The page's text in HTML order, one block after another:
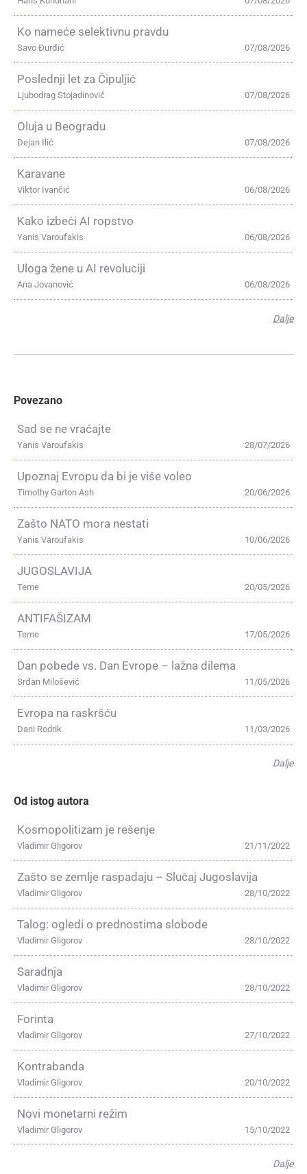
Ko nameće selektivnu pravdu
07/08/2026
Savo Đurđić
Poslednji let za Čipuljić
07/08/2026
Ljubodrag Stojadinović
Oluja u Beogradu
07/08/2026
Dejan Ilić
Karavane
06/08/2026
Viktor Ivančić
Kako izbeći AI ropstvo
06/08/2026
Yanis Varoufakis
Uloga žene u AI revoluciji
06/08/2026
Ana Jovanović
Dalje
Povezano
Sad se ne vraćajte
28/07/2026
Yanis Varoufakis
Upoznaj Evropu da bi je više voleo
20/06/2026
Timothy Garton Ash
Zašto NATO mora nestati
10/06/2026
Yanis Varoufakis
JUGOSLAVIJA
20/05/2026
Teme
ANTIFAŠIZAM
17/05/2026
Teme
Dan pobede vs. Dan Evrope – lažna dilema
11/05/2026
Srđan Milošević
Evropa na raskršću
11/03/2026
Dani Rodrik
Dalje
Od istog autora
Kosmopolitizam je rešenje
21/11/2022
Vladimir Gligorov
Zašto se zemlje raspadaju – Slučaj Jugoslavija
28/10/2022
Vladimir Gligorov
Talog: ogledi o prednostima slobode
28/10/2022
Vladimir Gligorov
Saradnja
28/10/2022
Vladimir Gligorov
Forinta
27/10/2022
Vladimir Gligorov
Kontrabanda
20/10/2022
Vladimir Gligorov
Novi monetarni režim
15/10/2022
Vladimir Gligorov
Dalje